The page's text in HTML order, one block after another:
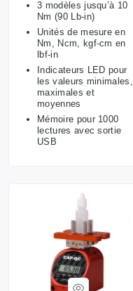
3 modèles jusqu’à 10
Nm (90 Lb-in)
Unités de mesure en
Nm, Ncm, kgf-cm en
lbf-in
Indicateurs LED pour
les valeurs minimales,
maximales et
moyennes
Mémoire pour 1000
lectures avec sortie
USB